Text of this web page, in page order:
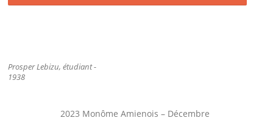
Prosper Lebizu, étudiant -
1938
2023 Monôme Amienois – Décembre